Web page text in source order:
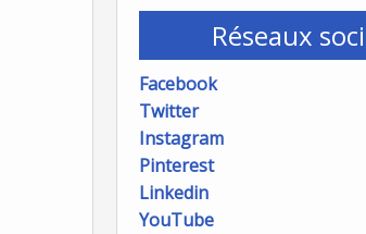
Réseaux
Facebook
Twitter
Instagram
Pinterest
Linkedin
YouTube